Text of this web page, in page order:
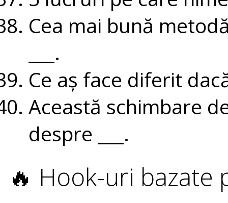
Cea mai bună
___.
Ce aș face diferit
Această schimbare
despre ___.
🔥 Hook-uri